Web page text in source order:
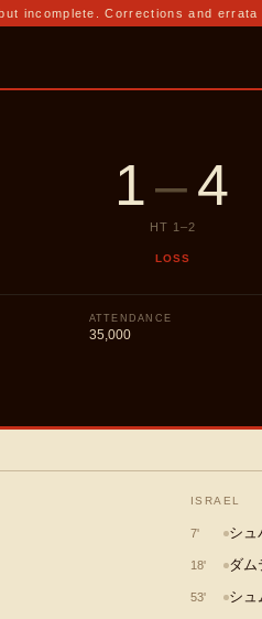
incomplete. Corrections and errata
1–4
HT 1 –2
LOSS
ATTENDANCE
35,000
ISRAEL
7' シュ
18' ダム
53' シュ